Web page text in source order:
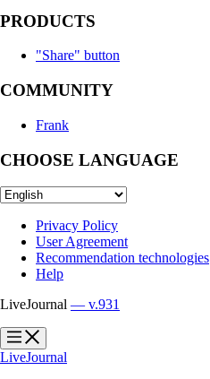
PRODUCTS
"Share" button
COMMUNITY
Frank
CHOOSE LANGUAGE
Privacy Policy
User Agreement
Recommendation technologies
Help
LiveJournal — v.931
?
?
LiveJournal